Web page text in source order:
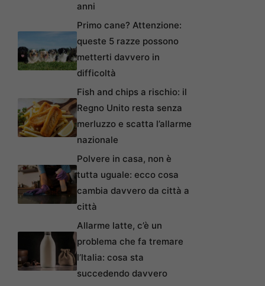
anni
Primo cane? Attenzione:
queste 5 razze possono
metterti davvero in
difficoltà
Fish and chips a rischio: il
Regno Unito resta senza
merluzzo e scatta l’allarme
nazionale
Polvere in casa, non è
tutta uguale: ecco cosa
cambia davvero da città a
città
Allarme latte, c’è un
problema che fa tremare
l’Italia: cosa sta
succedendo davvero